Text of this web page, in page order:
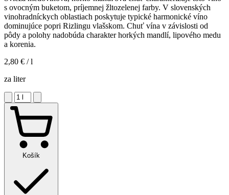
s ovocným buketom, príjemnej žltozelenej farby. V slovenských
vinohradníckych oblastiach poskytuje typické harmonické víno
dominujúce popri Rizlingu vlašskom. Chuť vína v závislosti od
pôdy a polohy nadobúda charakter horkých mandlí, lipového medu
a korenia.
2,80 € / l
za liter
Košík